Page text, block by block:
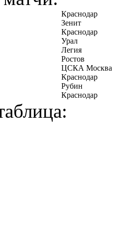
Краснодар
Зенит
Краснодар
Урал
Легия
Ростов
ЦСКА Москва
Краснодар
Рубин
Краснодар